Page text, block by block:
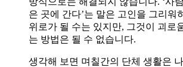
은 곳에 간다’는 말은 고인을 그리워
위로가 될 수는 있지만, 그것이 괴로
는 방법은 될 수 없습니다.
생각해 보면 며칠간의 단체 생활은